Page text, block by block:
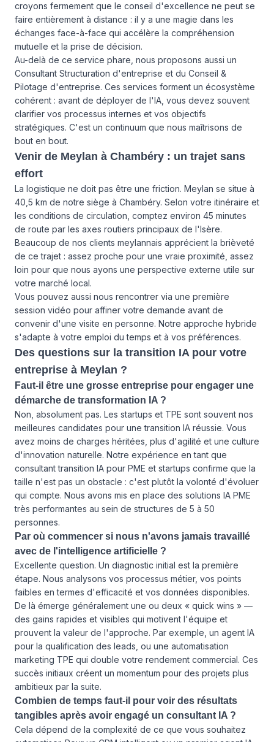
croyons fermement que le conseil d'excellence ne peut se
faire entièrement à distance : il y a une magie dans les
échanges face-à-face qui accélère la compréhension
mutuelle et la prise de décision.
Au-delà de ce service phare, nous proposons aussi un
Consultant Structuration d'entreprise et du Conseil &
Pilotage d'entreprise. Ces services forment un écosystème
cohérent : avant de déployer de l'IA, vous devez souvent
clarifier vos processus internes et vos objectifs
stratégiques. C'est un continuum que nous maîtrisons de
bout en bout.
Venir de Meylan à Chambéry : un trajet sans
effort
La logistique ne doit pas être une friction. Meylan se situe à
40,5 km de notre siège à Chambéry. Selon votre itinéraire et
les conditions de circulation, comptez environ 45 minutes
de route par les axes routiers principaux de l'Isère.
Beaucoup de nos clients meylannais apprécient la brièveté
de ce trajet : assez proche pour une vraie proximité, assez
loin pour que nous ayons une perspective externe utile sur
votre marché local.
Vous pouvez aussi nous rencontrer via une première
session vidéo pour affiner votre demande avant de
convenir d'une visite en personne. Notre approche hybride
s'adapte à votre emploi du temps et à vos préférences.
Des questions sur la transition IA pour votre
entreprise à Meylan ?
Faut-il être une grosse entreprise pour engager une
démarche de transformation IA ?
Non, absolument pas. Les startups et TPE sont souvent nos
meilleures candidates pour une transition IA réussie. Vous
avez moins de charges héritées, plus d'agilité et une culture
d'innovation naturelle. Notre expérience en tant que
consultant transition IA pour PME et startups confirme que la
taille n'est pas un obstacle : c'est plutôt la volonté d'évoluer
qui compte. Nous avons mis en place des solutions IA PME
très performantes au sein de structures de 5 à 50
personnes.
Par où commencer si nous n'avons jamais travaillé
avec de l'intelligence artificielle ?
Excellente question. Un diagnostic initial est la première
étape. Nous analysons vos processus métier, vos points
faibles en termes d'efficacité et vos données disponibles.
De là émerge généralement une ou deux « quick wins » —
des gains rapides et visibles qui motivent l'équipe et
prouvent la valeur de l'approche. Par exemple, un agent IA
pour la qualification des leads, ou une automatisation
marketing TPE qui double votre rendement commercial. Ces
succès initiaux créent un momentum pour des projets plus
ambitieux par la suite.
Combien de temps faut-il pour voir des résultats
tangibles après avoir engagé un consultant IA ?
Cela dépend de la complexité de ce que vous souhaitez